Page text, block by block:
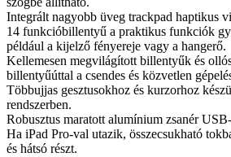
Integrált nagyobb üveg trackpad haptikus
14 funkcióbillentyű a praktikus funkciók
például a kijelző fényereje vagy a hangerő.
Kellemesen megvilágított billentyűk és
billentyűúttal a csendes és közvetlen
Többujjas gesztusokhoz és kurzorhoz
rendszerben.
Robusztus maratott alumínium zsanér
Ha iPad Pro-val utazik, összecsukható
és hátsó részt.